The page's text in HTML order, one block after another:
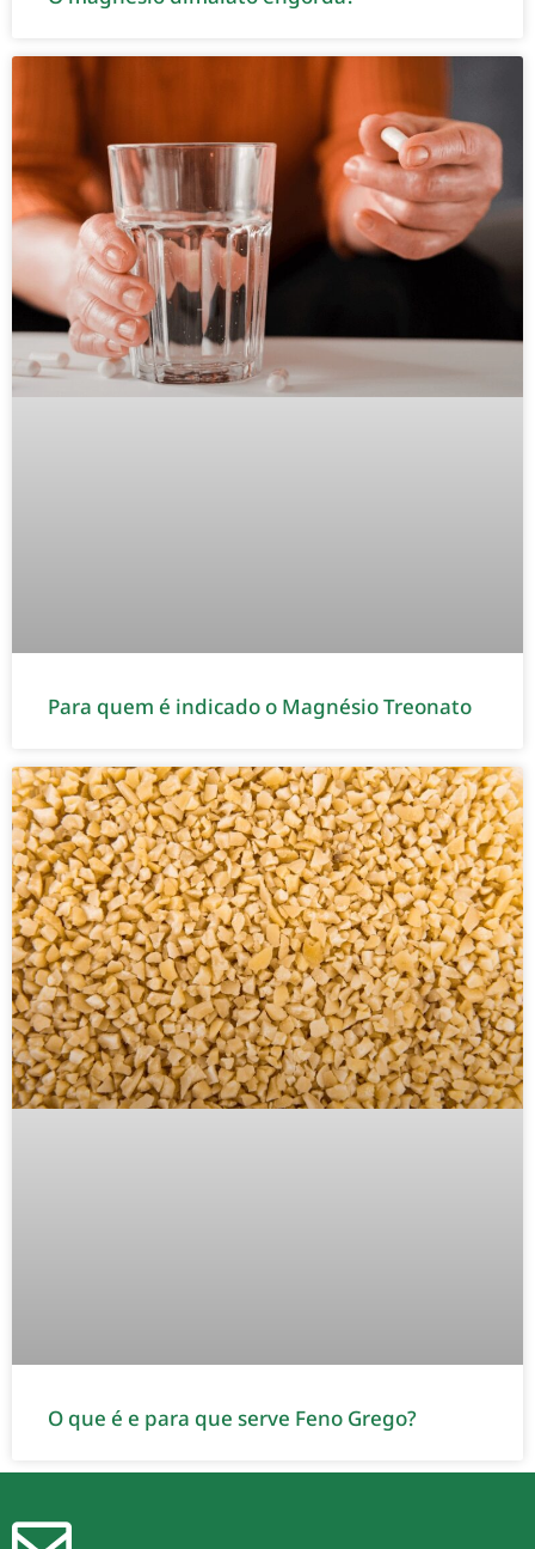
Para quem é indicado o Magnésio Treonato
O que é e para que serve Feno Grego?